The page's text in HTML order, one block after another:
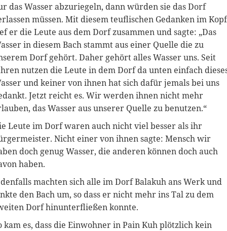
das Wasser abzuriegeln, dann würden sie das Dorf
müssen. Mit diesem teuflischen Gedanken im Kopf
er die Leute aus dem Dorf zusammen und sagte: „Das
in diesem Bach stammt aus einer Quelle die zu
Dorf gehört. Daher gehört alles Wasser uns. Seit
nutzen die Leute in dem Dorf da unten einfach
und keiner von ihnen hat sich dafür jemals bei uns
Jetzt reicht es. Wir werden ihnen nicht mehr
das Wasser aus unserer Quelle zu benutzen.“
Leute im Dorf waren auch nicht viel besser als ihr
Nicht einer von ihnen sagte: Mensch wir
doch genug Wasser, die anderen können doch auch
haben.
machten sich alle im Dorf Balakuh ans Werk und
den Bach um, so dass er nicht mehr ins Tal zu dem
Dorf hinunterfließen konnte.
kam es, dass die Einwohner in Pain Kuh plötzlich kein